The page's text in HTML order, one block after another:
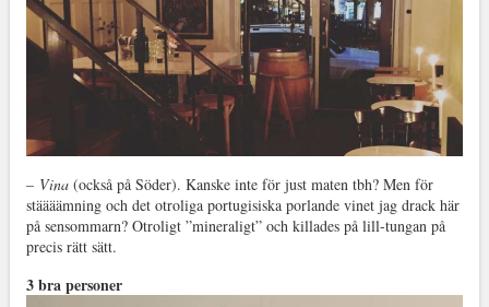
– Vina(också på Söder). Kanske inte för just maten tbh? Men för
stäääämning och det otroliga portugisiska porlande vinet jag drack här
på sensommarn? Otroligt ”mineraligt” och killades på lill-tungan på
precis rätt sätt.
3 bra personer